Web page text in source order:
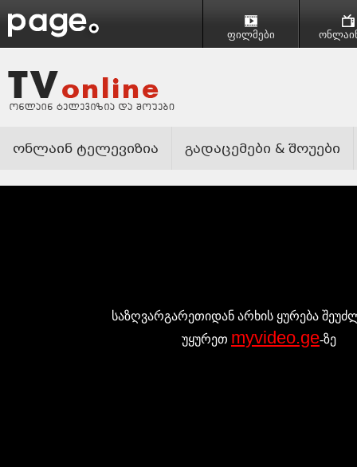
ფილმები
ონლაინ ტელევიზია გადაცემები & შოუები